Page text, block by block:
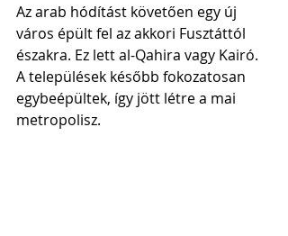
Az arab hódítást követően egy új
város épült fel az akkori Fusztáttól
északra. Ez lett al-Qahira vagy Kairó.
A települések később fokozatosan
egybeépültek, így jött létre a mai
metropolisz.